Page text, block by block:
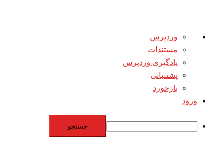
درباره
وردپرس
وردپرس
مستندات
یادگیری وردپرس
پشتیبانی
بازخورد
ورود
جستجو